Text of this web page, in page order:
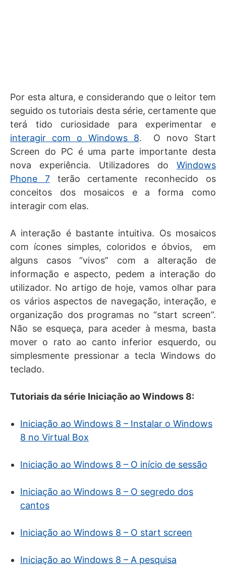
Por esta altura, e considerando que o leitor tem
seguido os tutoriais desta série, certamente que
terá tido curiosidade para experimentar e
interagir com o Windows 8. O novo Start
Screen do PC é uma parte importante desta
nova experiência. Utilizadores do Windows
Phone 7terão certamente reconhecido os
conceitos dos mosaicos e a forma como
interagir com elas.
A interação é bastante intuitiva. Os mosaicos
com ícones simples, coloridos e óbvios, em
alguns casos “vivos” com a alteração de
informação e aspecto, pedem a interação do
utilizador. No artigo de hoje, vamos olhar para
os vários aspectos de navegação, interação, e
organização dos programas no “start screen”.
Não se esqueça, para aceder à mesma, basta
mover o rato ao canto inferior esquerdo, ou
simplesmente pressionar a tecla Windows do
teclado.
Tutoriais da série Iniciação ao Windows 8:
Iniciação ao Windows 8 – Instalar o Windows
8 no Virtual Box
Iniciação ao Windows 8 – O início de sessão
Iniciação ao Windows 8 – O segredo dos
cantos
Iniciação ao Windows 8 – O start screen
Iniciação ao Windows 8 – A pesquisa